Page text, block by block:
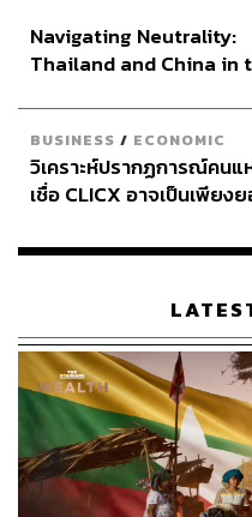
Navigating Neutrality:
Thailand and China in
BUSINESS / ECONOMIC
วิเคราะห์ปรากฏการณ์คน
เชื่อ CLICX อาจเป็นเพียง
เรือนไทยที่ถูกซุกไว้